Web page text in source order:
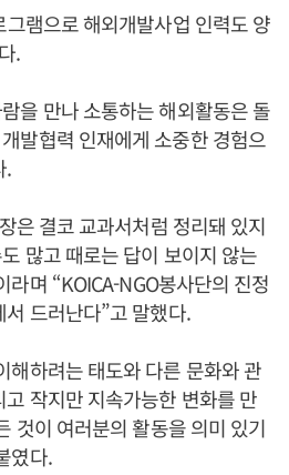
램으로 해외개발사업 인력도 양
.
을 만나 소통하는 해외활동은 돌
발협력 인재에게 소중한 경험으
.
은 결코 교과서처럼 정리돼 있지
많고 때로는 답이 보이지 않는
라며 “KOICA-NGO봉사단의 진정
드러난다”고 말했다.
해하려는 태도와 다른 문화와 관
작지만 지속가능한 변화를 만
것이 여러분의 활동을 의미 있기
였다.